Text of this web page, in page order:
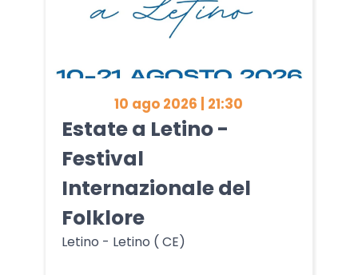
10 ago 2026 | 21:30
Estate a Letino -
Festival
Internazionale del
Folklore
Letino - Letino ( CE)